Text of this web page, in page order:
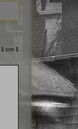
1 von 1